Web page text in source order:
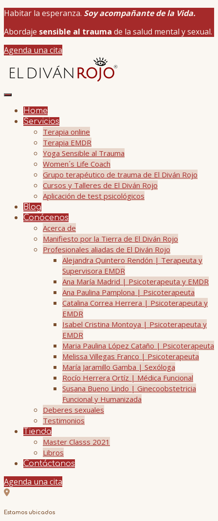
Habitar la esperanza. Soy acompañante de la Vida.
Abordaje sensible al trauma de la salud mental y sexual.
Agenda una cita
Home
Servicios
Terapia online
Terapia EMDR
Yoga Sensible al Trauma
Women´s Life Coach
Grupo terapéutico de trauma de El Diván Rojo
Cursos y Talleres de El Diván Rojo
Aplicación de test psicológicos
Blog
Conócenos
Acerca de
Manifiesto por la Tierra de El Diván Rojo
Profesionales aliadas de El Diván Rojo
Alejandra Quintero Rendón | Terapeuta y
Supervisora EMDR
Ana María Madrid | Psicoterapeuta y EMDR
Ana Paulina Pamplona | Psicoterapeuta
Catalina Correa Herrera | Psicoterapeuta y
EMDR
Isabel Cristina Montoya | Psicoterapeuta y
EMDR
Maria Paulina López Cataño | Psicoterapeuta
Melissa Villegas Franco | Psicoterapeuta
María Jaramillo Gamba | Sexóloga
Rocío Herrera Ortíz | Médica Funcional
Susana Bueno Lindo | Ginecoobstetricia
Funcional y Humanizada
Deberes sexuales
Testimonios
Tienda
Master Classs 2021
Libros
Contáctanos
Agenda una cita
Estamos ubicados